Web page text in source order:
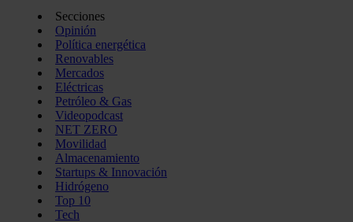
Secciones
Opinión
Política energética
Renovables
Mercados
Eléctricas
Petróleo & Gas
Videopodcast
NET ZERO
Movilidad
Almacenamiento
Startups & Innovación
Hidrógeno
Top 10
Tech